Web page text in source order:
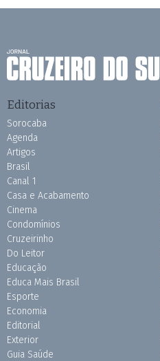
Editorias
Sorocaba
Agenda
Artigos
Brasil
Canal 1
Casa e Acabamento
Cinema
Condomínios
Cruzeirinho
Do Leitor
Educação
Educa Mais Brasil
Esporte
Economia
Editorial
Exterior
Guia Saúde